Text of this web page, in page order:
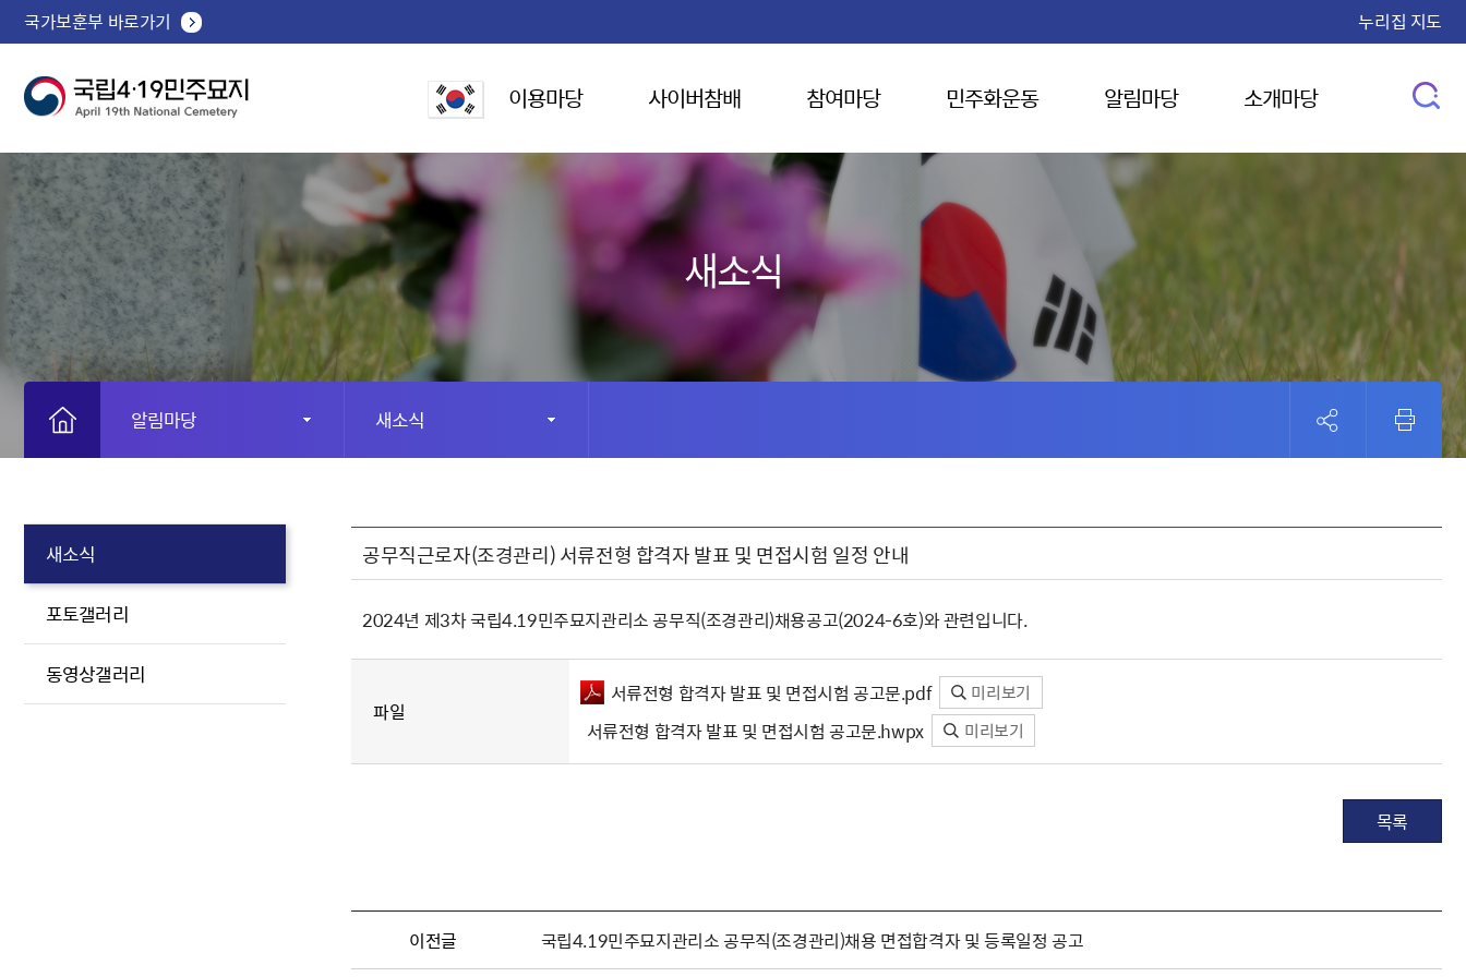
국가보훈부 바로가기 누리집 지도
이용마당 사이버참배 참여마당 민주화운동 알림마당 소개마당
새소식
알림마당 새소식
새소식
포토갤러리
동영상갤러리
공무직근로자(조경관리) 서류전형 합격자 발표 및 면접시험 일정 안내
2024년 제3차 국립4.19민주묘지관리소 공무직(조경관리)채용공고(2024-6호)와 관련입니다.
파일
서류전형 합격자 발표 및 면접시험 공고문.pdf 미리보기
서류전형 합격자 발표 및 면접시험 공고문.hwpx 미리보기
목록
이전글 국립4.19민주묘지관리소 공무직(조경관리)채용 면접합격자 및 등록일정 공고